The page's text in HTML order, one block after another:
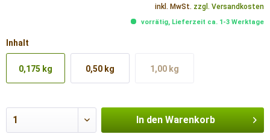
inkl. MwSt. zzgl. Versandkosten
vorrätig, Lieferzeit ca. 1-3 Werktage
Inhalt
0,175 kg 0,50 kg 1,00 kg
In den Warenkorb